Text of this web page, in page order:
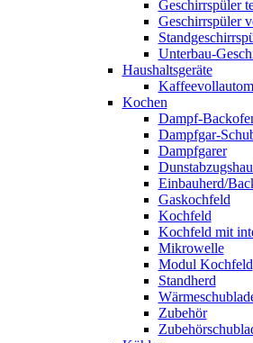
Geschirrspüler
Geschirrspüler
Unterbau-
Haushaltsgeräte
Kochen
Dampf-
Dampfgar-
Dampfgarer
Einbauherd/
Gaskochfeld
Kochfeld
Kochfeld mit
Mikrowelle
Modul Kochfeld
Standherd
Zubehör